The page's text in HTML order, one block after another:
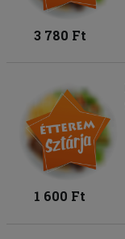
3 780 Ft
1 600 Ft